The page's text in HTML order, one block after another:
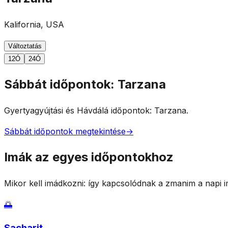
Kalifornia, USA
Változtatás
12Ó
24Ó
Sábbát időpontok: Tarzana
Gyertyagyújtási és Hávdálá időpontok: Tarzana.
Sábbát időpontok megtekintése→
Imák az egyes időpontokhoz
Mikor kell imádkozni: így kapcsolódnak a zmanim a napi
🌅